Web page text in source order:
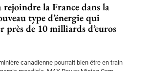
rejoindre la France dans la
type d’énergie qui
près de 10 milliards d’euros
canadienne pourrait bien être en train